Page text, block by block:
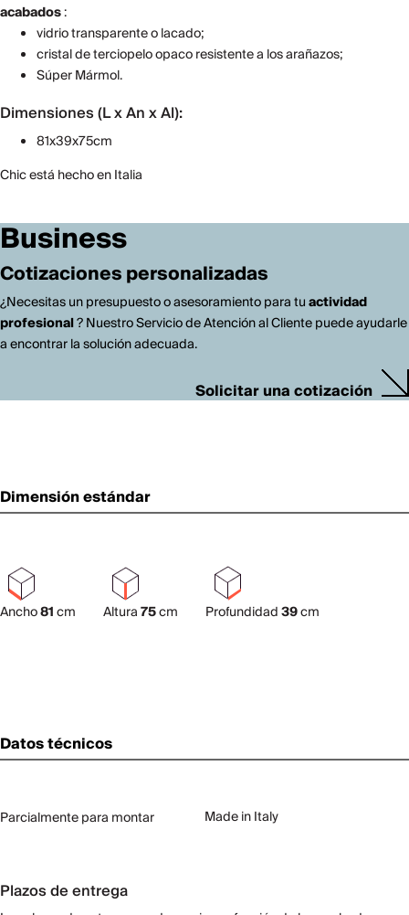
acabados:
vidrio transparente o lacado;
cristal de terciopelo opaco resistente a los arañazos;
Súper Mármol.
Dimensiones (L x An x Al):
81x39x75cm
Chic está hecho en Italia
Business
Cotizaciones personalizadas
¿Necesitas un presupuesto o asesoramiento para tuactividad
profesional? Nuestro Servicio de Atención al Cliente puede ayudarle
a encontrar la solución adecuada.
Solicitar una cotización
Dimensión estándar
Ancho81cm Altura75cm Profundidad39cm
Datos técnicos
Parcialmente para montar Made in Italy
Plazos de entrega